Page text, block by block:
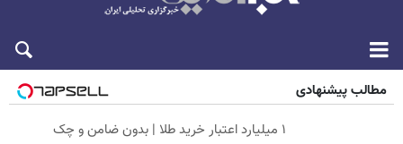
مطالب پیشنهادی
۱ میلیارد اعتبار خرید طلا | بدون ضامن و چک